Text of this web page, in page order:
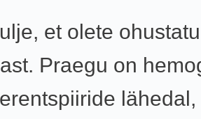
et olete
Praegu on